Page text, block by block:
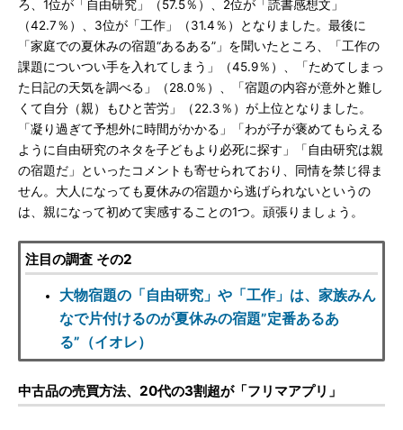
ろ、1位が「自由研究」（57.5％）、2位が「読書感想文」
（42.7％）、3位が「工作」（31.4％）となりました。最後に
「家庭での夏休みの宿題“あるある”」を聞いたところ、「工作の
課題についつい手を入れてしまう」（45.9％）、「ためてしまっ
た日記の天気を調べる」（28.0％）、「宿題の内容が意外と難し
くて自分（親）もひと苦労」（22.3％）が上位となりました。
「凝り過ぎて予想外に時間がかかる」「わが子が褒めてもらえる
ように自由研究のネタを子どもより必死に探す」「自由研究は親
の宿題だ」といったコメントも寄せられており、同情を禁じ得ま
せん。大人になっても夏休みの宿題から逃げられないというの
は、親になって初めて実感することの1つ。頑張りましょう。
注目の調査 その2
大物宿題の「自由研究」や「工作」は、家族みん
なで片付けるのが夏休みの宿題”定番あるあ
る”（イオレ）
中古品の売買方法、20代の3割超が「フリマアプリ」